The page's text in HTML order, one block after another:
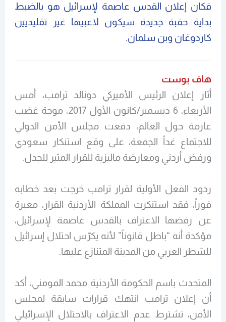
فكان إعلان القدس عاصمة لإسرائيل هو بالضبط
بداية حقبة جديدة سيكون لاعبيها غير تقليديين
كاردوغان وبن سلمان.
هاف بوست
أثار إعلان الرئيس الأميركي دونالد ترامب، أمس
الأربعاء، 6 ديسمبر/كانون الأول 2017، موجة غضب
عارمة حول العالم، دفعت مجلس الأمن الدولي
للاجتماع غداً الجمعة، على وقع استنكار سعودي
ورفض أردني ومعارضة ماليزية للقرار المثير للجدل.
ردود الفعل الأولية لقرار ترامب خرجت بعد خطابه
فوراً، فقد استنكرت المملكة الأردنية القرار، معبرة
عن رفضها الاعتراف بالقدس عاصمة لإسرائيل،
مؤكدة أنه “باطل قانوناً” لأنه يكرّس احتلال إسرائيل
للشطر العربي من المدينة المتنازع عليها.
المتحدث باسم الحكومة الأردنية محمد المومني، أكد
أن إعلان ترامب انتهك قرارات سابقة لمجلس
الأمن، تشترط عدم الاعتراف بالاحتلال الإسرائيلي